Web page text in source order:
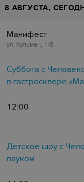
8 АВГУСТА,
Манифест
ул. Кульман, 1/8
Суббота с
в гастросквере
12:00
Детское шоу с
пауком